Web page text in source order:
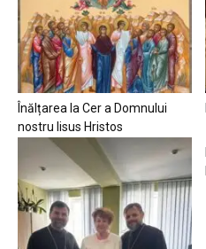
Înălțarea la Cer a Domnului
nostru Iisus Hristos